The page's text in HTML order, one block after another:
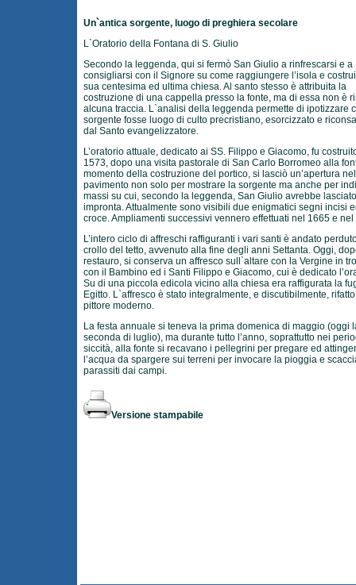
Un`antica sorgente, luogo di preghiera secolare
L`Oratorio della Fontana di S. Giulio
Secondo la leggenda, qui si fermò San Giulio a rinfrescarsi e a
consigliarsi con il Signore su come raggiungere l’isola e
sua centesima ed ultima chiesa. Al santo stesso è attribuita la
costruzione di una cappella presso la fonte, ma di essa non è
alcuna traccia. L`analisi della leggenda permette di ipotizzare
sorgente fosse luogo di culto precristiano, esorcizzato e
dal Santo evangelizzatore.
L’oratorio attuale, dedicato ai SS. Filippo e Giacomo, fu
1573, dopo una visita pastorale di San Carlo Borromeo alla
momento della costruzione del portico, si lasciò un’apertura nel
pavimento non solo per mostrare la sorgente ma anche per
massi su cui, secondo la leggenda, San Giulio avrebbe
impronta. Attualmente sono visibili due enigmatici segni incisi
croce. Ampliamenti successivi vennero effettuati nel 1665 e nel
L’intero ciclo di affreschi raffiguranti i vari santi è andato
crollo del tetto, avvenuto alla fine degli anni Settanta. Oggi,
restauro, si conserva un affresco sull`altare con la Vergine in
con il Bambino ed i Santi Filippo e Giacomo, cui è dedicato
Su di una piccola edicola vicino alla chiesa era raffigurata la
Egitto. L`affresco è stato integralmente, e discutibilmente,
pittore moderno.
La festa annuale si teneva la prima domenica di maggio (oggi
seconda di luglio), ma durante tutto l’anno, soprattutto nei
siccità, alla fonte si recavano i pellegrini per pregare ed
l’acqua da spargere sui terreni per invocare la pioggia e
parassiti dai campi.
Versione stampabile